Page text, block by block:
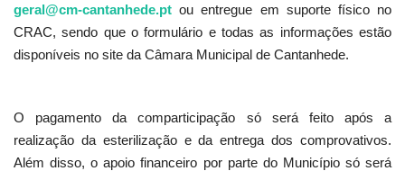
geral@cm-cantanhede.pt ou entregue em suporte físico no
CRAC, sendo que o formulário e todas as informações estão
disponíveis no site da Câmara Municipal de Cantanhede.
O pagamento da comparticipação só será feito após a
realização da esterilização e da entrega dos comprovativos.
Além disso, o apoio financeiro por parte do Município só será